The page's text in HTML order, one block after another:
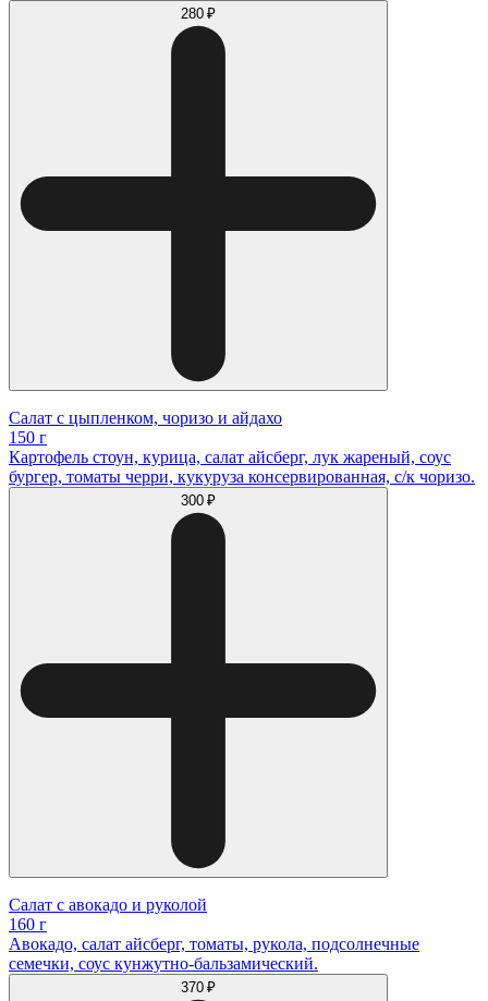
280 ₽
Салат с цыпленком, чоризо и айдахо
150 г
Картофель стоун, курица, салат айсберг, лук жареный, соус
бургер, томаты черри, кукуруза консервированная, с/к чоризо.
300 ₽
Салат с авокадо и руколой
160 г
Авокадо, салат айсберг, томаты, рукола, подсолнечные
семечки, соус кунжутно-бальзамический.
370 ₽